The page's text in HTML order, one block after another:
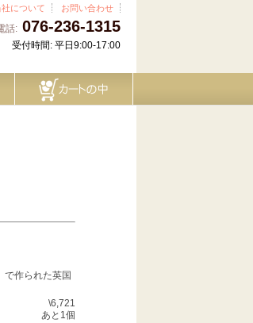
社について お問い合わせ
話: 076-236-1315
受付時間: 平日9:00-17:00
作られた英国
\6,721
あと1個